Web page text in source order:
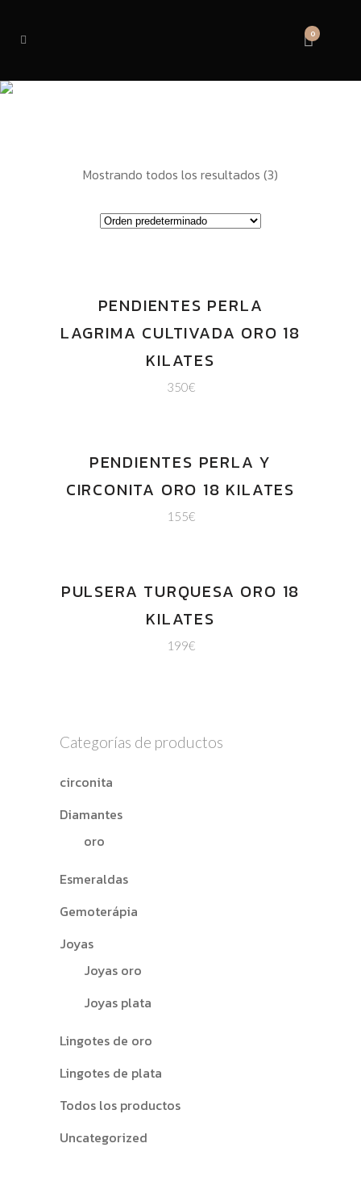
0
Mostrando todos los resultados (3)
PENDIENTES PERLA
LAGRIMA CULTIVADA ORO 18
KILATES
350€
PENDIENTES PERLA Y
CIRCONITA ORO 18 KILATES
155€
PULSERA TURQUESA ORO 18
KILATES
199€
Categorías de productos
circonita
Diamantes
oro
Esmeraldas
Gemoterápia
Joyas
Joyas oro
Joyas plata
Lingotes de oro
Lingotes de plata
Todos los productos
Uncategorized